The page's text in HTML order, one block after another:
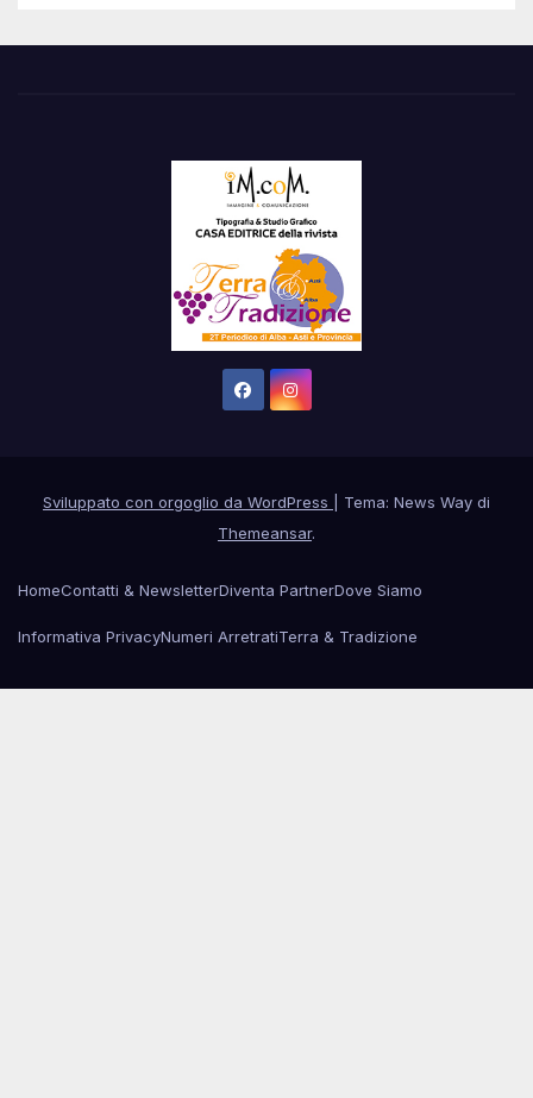
Sviluppato con orgoglio da WordPress
Tema: News Way di
Themeansar.
HomeContatti & NewsletterDiventa PartnerDove Siamo
Informativa PrivacyNumeri ArretratiTerra & Tradizione